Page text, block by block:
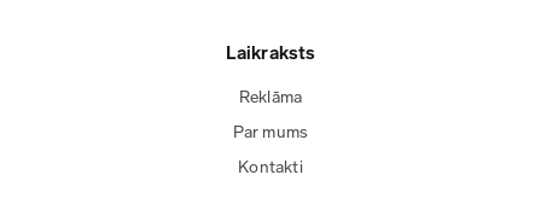
Laikraksts
Reklāma
Par mums
Kontakti